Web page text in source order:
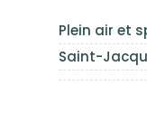
Plein air et
Saint-